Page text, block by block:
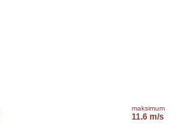
maksimum
11.6 m/s